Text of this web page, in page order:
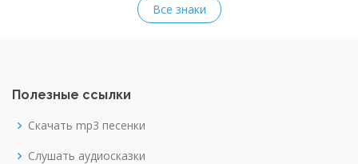
Все знаки
Полезные ссылки
Скачать mp3 песенки
Слушать аудиосказки